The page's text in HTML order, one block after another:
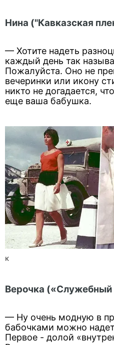
Нина ("Кавказская
— Хотите надеть
каждый день так
Пожалуйста. Оно не
вечеринки или икону
никто не догадается,
еще ваша бабушка.
к
Верочка («Служебный
— Ну очень модную в
бабочками можно
Первое - долой